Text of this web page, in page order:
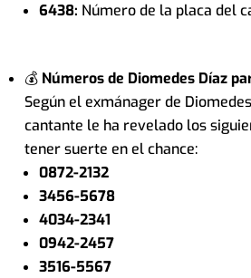
6438: Número de la placa del
💰 Números de Diomedes Díaz
Según el exmánager de
cantante le ha revelado los
tener suerte en el chance:
0872-2132
3456-5678
4034-2341
0942-2457
3516-5567